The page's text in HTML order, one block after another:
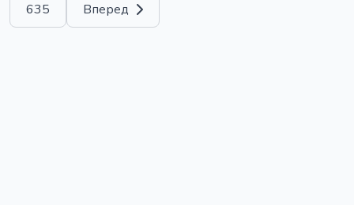
635 Вперед